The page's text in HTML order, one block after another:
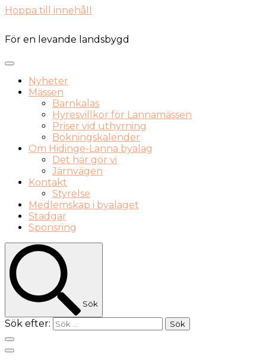
Hoppa till innehåll
För en levande landsbygd
Nyheter
Mässen
Barnkalas
Hyresvillkor för Lannamässen
Priser vid uthyrning
Bokningskalender
Om Hidinge-Lanna byalag
Det här gör vi
Järnvägen
Kontakt
Styrelse
Medlemskap i byalaget
Stadgar
Sponsring
Sök
Sök efter: